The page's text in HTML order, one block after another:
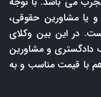
و یا مشاورین حقوقی،
در این بین وکلای
دادگستری و مشاورین
با قیمت مناسب و به